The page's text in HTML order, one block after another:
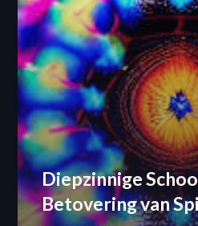
Diepzinnige
Betovering van